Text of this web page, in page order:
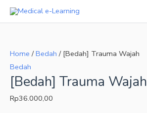
Skip
Home /Bedah / [Bedah] Trauma Wajah
Bedah
[Bedah] Trauma Wajah
Rp36.000,00
Wajah
quantity